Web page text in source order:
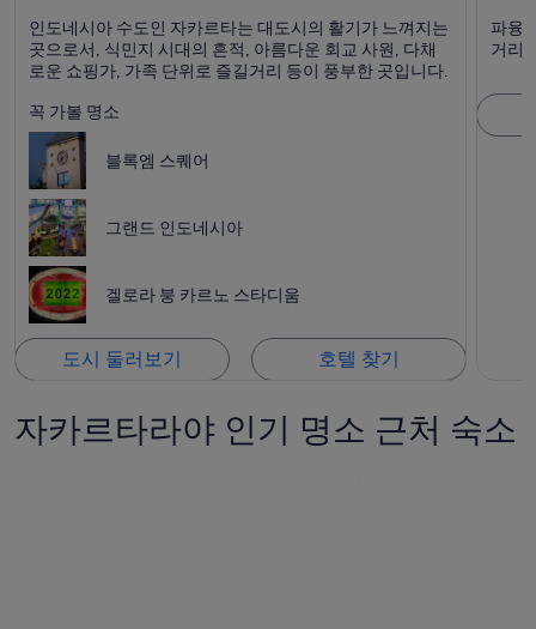
자카르타
쇼핑, 비즈니스 및 카페
인도네시아 수도인 자카르타는 대도시의 활기가 느껴지는
곳으로서, 식민지 시대의 흔적, 아름다운 회교 사원, 다채
로운 쇼핑가, 가족 단위로 즐길거리 등이 풍부한 곳입니다.
꼭 가볼 명소
블록엠 스퀘어
그랜드 인도네시아
겔로라 붕 카르노 스타디움
도시 둘러보기 호텔 찾기
파융
파융
거리
자카르타라야 인기 명소 근처 숙소